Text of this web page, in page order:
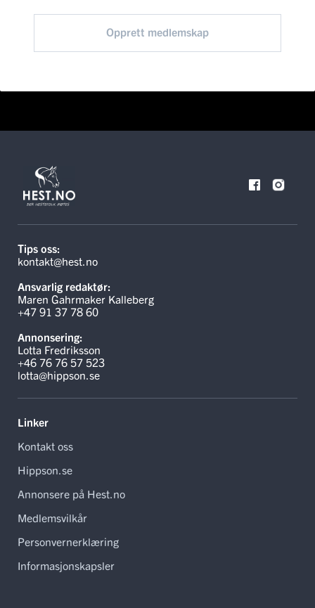
Opprett medlemskap
Tips oss:
kontakt@hest.no
Ansvarlig redaktør:
Maren Gahrmaker Kalleberg
+47 91 37 78 60
Annonsering:
Lotta Fredriksson
+46 76 76 57 523
lotta@hippson.se
Linker
Kontakt oss
Hippson.se
Annonsere på Hest.no
Medlemsvilkår
Personvernerklæring
Informasjonskapsler